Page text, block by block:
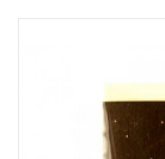
Geschenkideen